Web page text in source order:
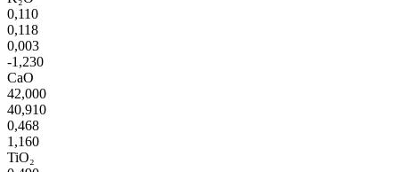
0,110
0,118
0,003
-1,230
CaO
42,000
40,910
0,468
1,160
TiO₂